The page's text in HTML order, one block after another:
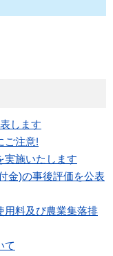
します
ご注意!
実施いたします
金)の事後評価を公表
用料及び農業集落排
て